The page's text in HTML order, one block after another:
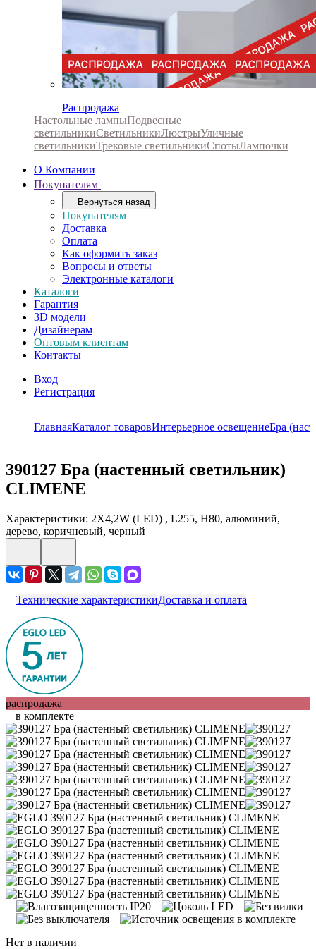
Распродажа
Настольные лампыПодвесные
светильникиСветильникиЛюстрыУличные
светильникиТрековые светильникиСпотыЛампочки
О Компании
Покупателям
Вернуться назад
Покупателям
Доставка
Оплата
Как оформить заказ
Вопросы и ответы
Электронные каталоги
Каталоги
Гарантия
3D модели
Дизайнерам
Оптовым клиентам
Контакты
Вход
Регистрация
ГлавнаяКаталог товаровИнтерьерное освещениеБра
390127 Бра (настенный светильник)
CLIMENE
Характеристики: 2X4,2W (LED) , L255, H80, алюминий,
дерево, коричневый, черный
Технические характеристикиДоставка и оплата
распродажа
в комплекте
Нет в наличии